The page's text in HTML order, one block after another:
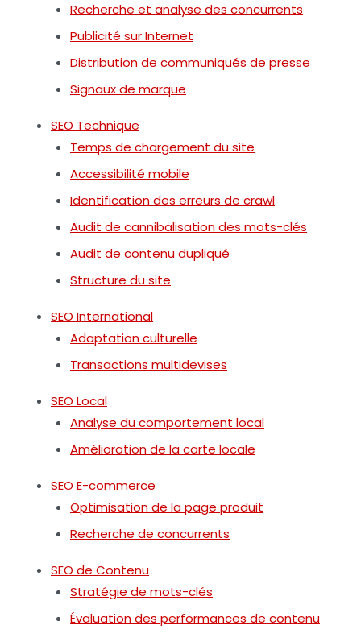
Recherche et analyse des concurrents
Publicité sur Internet
Distribution de communiqués de presse
Signaux de marque
SEO Technique
Temps de chargement du site
Accessibilité mobile
Identification des erreurs de crawl
Audit de cannibalisation des mots-clés
Audit de contenu dupliqué
Structure du site
SEO International
Adaptation culturelle
Transactions multidevises
SEO Local
Analyse du comportement local
Amélioration de la carte locale
SEO E-commerce
Optimisation de la page produit
Recherche de concurrents
SEO de Contenu
Stratégie de mots-clés
Évaluation des performances de contenu